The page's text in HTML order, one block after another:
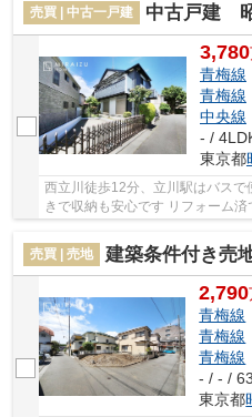
売買 | 中古一戸建 中古戸建 昭
3,780
青梅線
青梅線
中央線
- /
東京都
西立川徒歩12分、立川駅はバス
きで収納も安心です リフォーム
ったり間取りでご家族気持ちよく
売買 | 売地
建築条件付き売地
2,790
青梅線
青梅線
青梅線
- / - /
東京都